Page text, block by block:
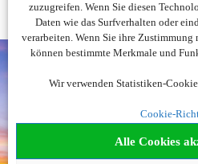
zuzugreifen. Wenn Sie diesen
Daten wie das Surfverhalten oder
verarbeiten. Wenn Sie ihre
können bestimmte Merkmale und
Wir verwenden Statistiken-
Cookie-
Alle Cookies
Noch